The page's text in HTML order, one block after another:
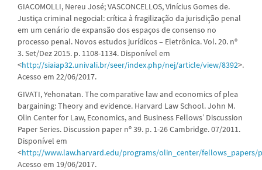
GIACOMOLLI, Nereu José; VASCONCELLOS, Vinícius Gomes de.
Justiça criminal negocial: crítica à fragilização da jurisdição penal
em um cenário de expansão dos espaços de consenso no
processo penal. Novos estudos jurídicos – Eletrônica. Vol. 20. nº
3. Set/Dez 2015. p. 1108-1134. Disponível em
<http://siaiap32.univali.br/seer/index.php/nej/article/view/8392>.
Acesso em 22/06/2017.
GIVATI, Yehonatan. The comparative law and economics of plea
bargaining: Theory and evidence. Harvard Law School. John M.
Olin Center for Law, Economics, and Business Fellows’ Discussion
Paper Series. Discussion paper nº 39. p. 1-26 Cambridge. 07/2011.
Disponível em
<http://www.law.harvard.edu/programs/olin_center/fellows_papers/
Acesso em 19/06/2017.